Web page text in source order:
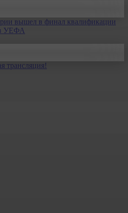
вышел в финал квалификации
УЕФА
трансляция!